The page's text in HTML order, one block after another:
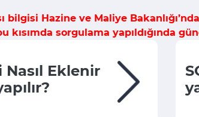
bilgisi Hazine ve Maliye
kısımda sorgulama yapıldığında
Eklenir